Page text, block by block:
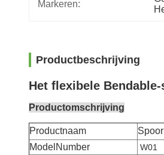
Markeren:
Productbeschrijving
Het flexibele
Productomschrijving
Productnaam
ModelNumber
W01